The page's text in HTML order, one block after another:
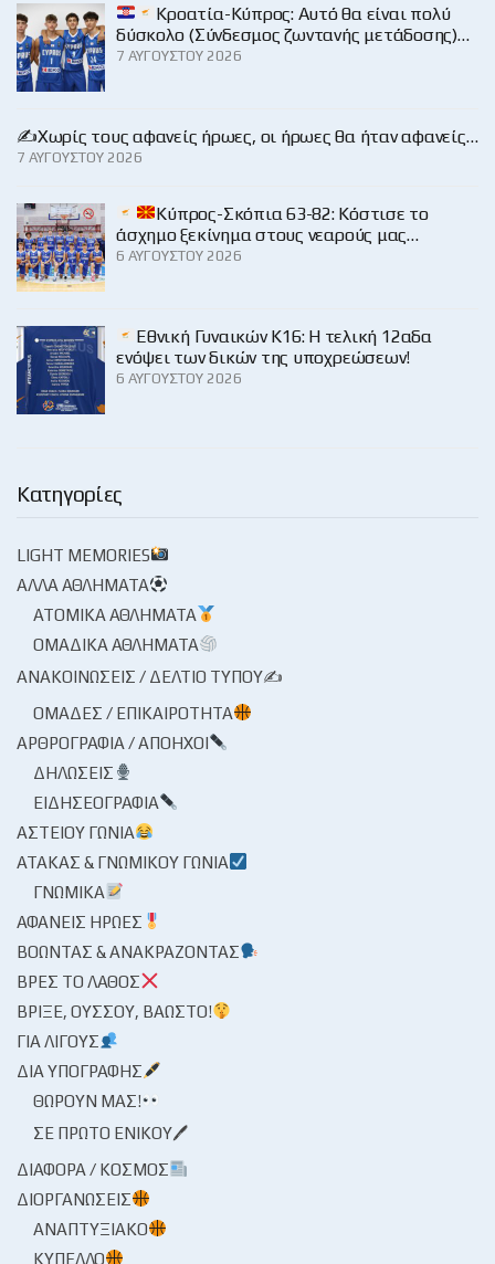
Κροατία-Κύπρος: Αυτό θα είναι πολύ
δύσκολο (Σύνδεσμος ζωντανής μετάδοσης)…
7 ΑΥΓΟΎΣΤΟΥ 2026
✍️Χωρίς τους αφανείς ήρωες, οι ήρωες θα ήταν αφανείς…
7 ΑΥΓΟΎΣΤΟΥ 2026
Κύπρος-Σκόπια 63-82: Κόστισε το
άσχημο ξεκίνημα στους νεαρούς μας…
6 ΑΥΓΟΎΣΤΟΥ 2026
Εθνική Γυναικών Κ16: Η τελική 12αδα
ενόψει των δικών της υποχρεώσεων!
6 ΑΥΓΟΎΣΤΟΥ 2026
Κατηγορίες
LIGHT MEMORIES
ΆΛΛΑ ΑΘΛΉΜΑΤΑ
ΑΤΟΜΙΚΆ ΑΘΛΉΜΑΤΑ
ΟΜΑΔΙΚΆ ΑΘΛΉΜΑΤΑ
ΑΝΑΚΟΙΝΏΣΕΙΣ / ΔΕΛΤΊΟ ΤΎΠΟΥ✍
ΟΜΆΔΕΣ / ΕΠΙΚΑΙΡΌΤΗΤΑ
ΑΡΘΡΟΓΡΑΦΊΑ / ΑΠΌΗΧΟΙ
ΔΗΛΏΣΕΙΣ
ΕΙΔΗΣΕΟΓΡΑΦΊΑ
ΑΣΤΕΊΟΥ ΓΩΝΊΑ
ΑΤΆΚΑΣ & ΓΝΩΜΙΚΟΎ ΓΩΝΊΑ
ΓΝΩΜΙΚΆ
ΑΦΑΝΕΊΣ ΉΡΩΕΣ
ΒΟΏΝΤΑΣ & ΑΝΑΚΡΆΖΟΝΤΑΣ
ΒΡΕΣ ΤΟ ΛΆΘΟΣ
ΒΡΊΞΕ, ΟΎΣΣΟΥ, ΒΆΩΣΤΟ!
ΓΙΑ ΛΊΓΟΥΣ
ΔΙΑ ΥΠΟΓΡΑΦΉΣ
ΘΩΡΟΎΝ ΜΑΣ!
ΣΕ ΠΡΏΤΟ ΕΝΙΚΟΎ🖊
ΔΙΆΦΟΡΑ / ΚΌΣΜΟΣ
ΔΙΟΡΓΑΝΏΣΕΙΣ
ΑΝΑΠΤΥΞΙΑΚΌ
ΚΎΠΕΛΛΟ